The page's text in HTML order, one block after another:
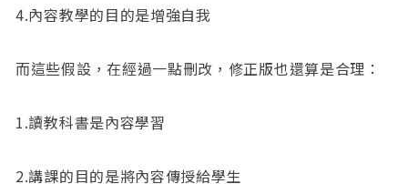
4.內容教學的目的是增強自我
而這些假設，在經過一點刪改，修正版也還算是合理：
1.讀教科書是內容學習
2.講課的目的是將內容傳授給學生